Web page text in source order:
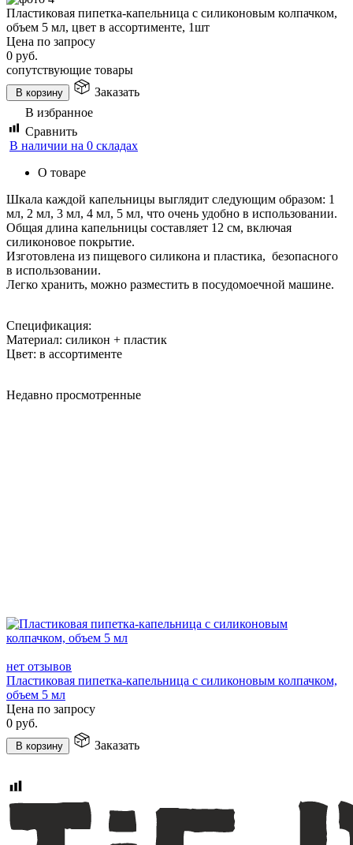
Пластиковая пипетка-капельница с силиконовым колпачком,
объем 5 мл, цвет в ассортименте, 1шт
Цена по запросу
0 руб.
сопутствующие товары
В корзину
Заказать
В избранное
Сравнить
В наличии на 0 складах
О товаре
Шкала каждой капельницы выглядит следующим образом: 1
мл, 2 мл, 3 мл, 4 мл, 5 мл, что очень удобно в использовании.
Общая длина капельницы составляет 12 см, включая
силиконовое покрытие.
Изготовлена из пищевого силикона и пластика, безопасного
в использовании.
Легко хранить, можно разместить в посудомоечной машине.
Спецификация:
Материал: силикон + пластик
Цвет: в ассортименте
Недавно просмотренные
нет отзывов
Пластиковая пипетка-капельница с силиконовым колпачком,
объем 5 мл
Цена по запросу
0 руб.
В корзину Заказать